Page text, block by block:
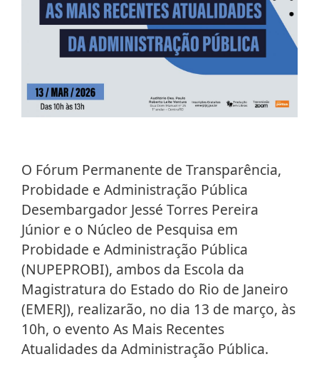
O Fórum Permanente de Transparência,
Probidade e Administração Pública
Desembargador Jessé Torres Pereira
Júnior e o Núcleo de Pesquisa em
Probidade e Administração Pública
(NUPEPROBI), ambos da Escola da
Magistratura do Estado do Rio de Janeiro
(EMERJ), realizarão, no dia 13 de março, às
10h, o evento As Mais Recentes
Atualidades da Administração Pública.